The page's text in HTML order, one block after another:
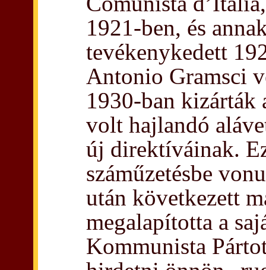
1921-ben, és
tevékenykedett
Antonio Gramsci
1930-ban kizárták
volt hajlandó
új direktíváinak.
száműzetésbe
után következett
megalapította a
Kommunista